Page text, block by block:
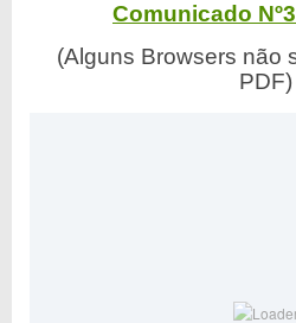
Comunicado
(Alguns Browsers não
PDF)